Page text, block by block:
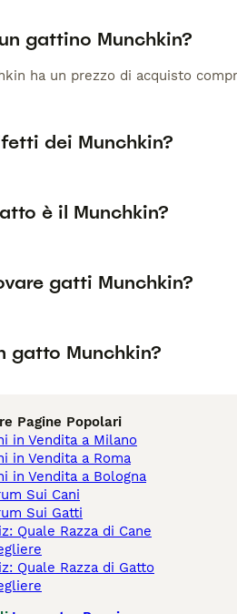
gattino Munchkin?
ha un prezzo di acquisto
dei Munchkin?
è il Munchkin?
gatti Munchkin?
gatto Munchkin?
Pagine Popolari
in Vendita a Milano
in Vendita a Roma
in Vendita a Bologna
Sui Cani
Sui Gatti
Quale Razza di Cane
Quale Razza di Gatto